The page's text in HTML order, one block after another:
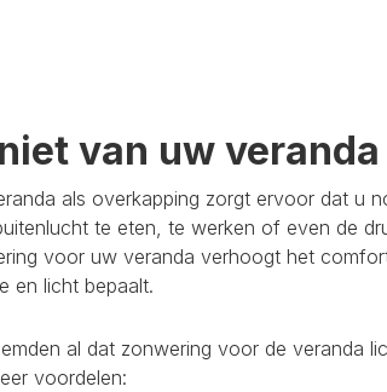
van uw
als overkapping zorgt ervoor dat u
te eten, te werken of even de
voor uw veranda verhoogt het
en licht bepaalt.
al dat zonwering voor de veranda
voordelen: